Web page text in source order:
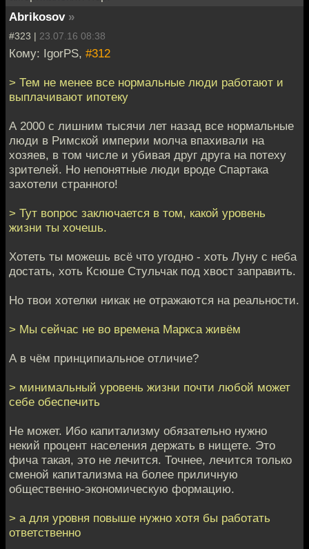
Abrikosov »
#323 | 23.07.16 08:38
Кому: IgorPS, #312
> Тем не менее все нормальные люди работают и
выплачивают ипотеку
А 2000 с лишним тысячи лет назад все нормальные
люди в Римской империи молча впахивали на
хозяев, в том числе и убивая друг друга на потеху
зрителей. Но непонятные люди вроде Спартака
захотели странного!
> Тут вопрос заключается в том, какой уровень
жизни ты хочешь.
Хотеть ты можешь всё что угодно - хоть Луну с неба
достать, хоть Ксюше Стульчак под хвост заправить.
Но твои хотелки никак не отражаются на реальности.
> Мы сейчас не во времена Маркса живём
А в чём принципиальное отличие?
> минимальный уровень жизни почти любой может
себе обеспечить
Не может. Ибо капитализму обязательно нужно
некий процент населения держать в нищете. Это
фича такая, это не лечится. Точнее, лечится только
сменой капитализма на более приличную
общественно-экономическую формацию.
> а для уровня повыше нужно хотя бы работать
ответственно